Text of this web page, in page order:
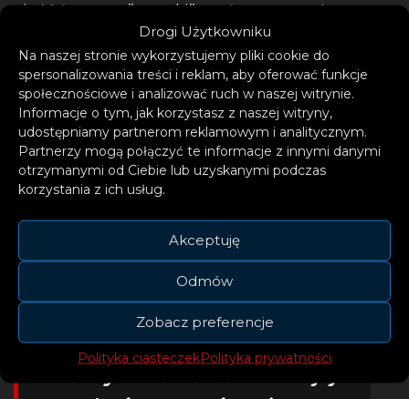
Drogi Użytkowniku
Na naszej stronie wykorzystujemy pliki cookie do
spersonalizowania treści i reklam, aby oferować funkcje
społecznościowe i analizować ruch w naszej witrynie.
Informacje o tym, jak korzystasz z naszej witryny,
udostępniamy partnerom reklamowym i analitycznym.
Partnerzy mogą połączyć te informacje z innymi danymi
otrzymanymi od Ciebie lub uzyskanymi podczas
korzystania z ich usług.
Akceptuję
Odmów
Zobacz preferencje
Polityka ciasteczekPolityka prywatności
zjeść żywcem”. „and i” można nazwać
„piosenką miłosną z twistem”. Zaskoczenia
dotyczą nie tylko tekstu, ale i samej
kompozycji, w której znalazło się miejsce na
teatralne załamanie i na zmiany tempa. Fani
dotychczasowych singli Chorwata z
pewnością będą zaskoczeni jego nową
propozycją.
– Wierzę, że „and i” będzie